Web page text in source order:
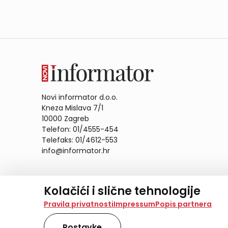
Kolačići i slične tehnologije
Na našoj web stranici koristimo kolačiće i slične
analiziramo promet na stranici te prikazujemo
također koriste ove tehnologije.
Pravila privatnostiImpressumPopis partnera
Novi informator d.o.o.
Kneza Mislava 7/1
10000 Zagreb
Telefon: 01/4555-454
Telefaks: 01/4612-553
info@informator.hr